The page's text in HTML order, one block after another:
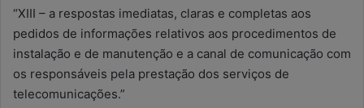
“XIII – a respostas imediatas, claras e completas aos
pedidos de informações relativos aos procedimentos de
instalação e de manutenção e a canal de comunicação com
os responsáveis pela prestação dos serviços de
telecomunicações.”